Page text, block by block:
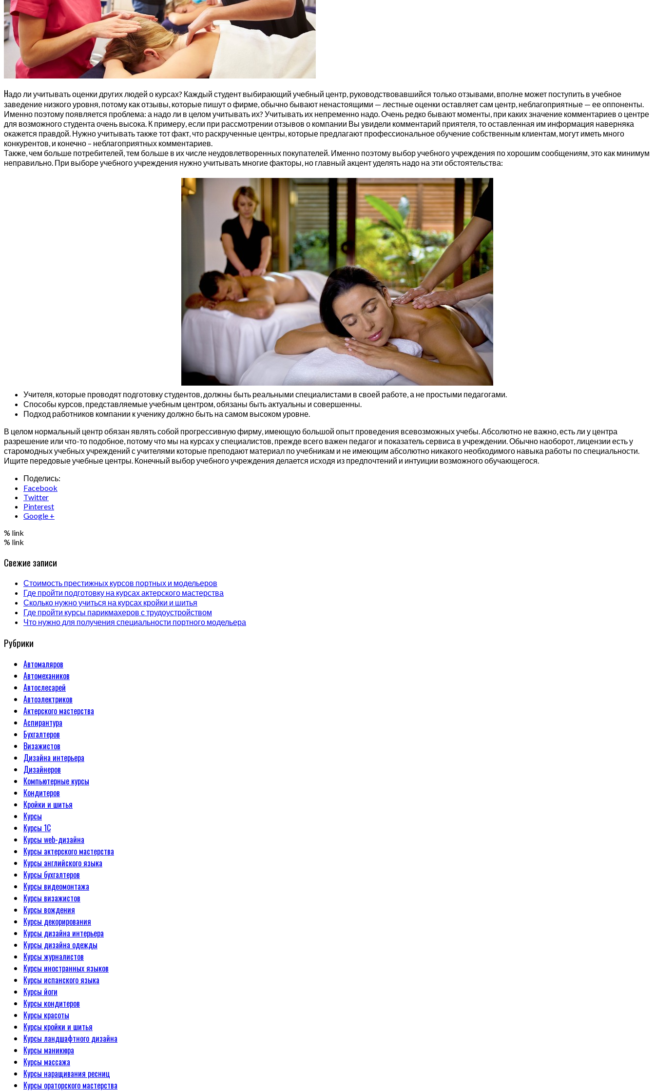
Надо ли учитывать оценки других людей о курсах? Каждый студент выбирающий учебный центр, руководствовавшийся только отзывами, вполне может поступить в учебное
заведение низкого уровня, потому как отзывы, которые пишут о фирме, обычно бывают ненастоящими — лестные оценки оставляет сам центр, неблагоприятные — ее оппоненты.
Именно поэтому появляется проблема: а надо ли в целом учитывать их? Учитывать их непременно надо. Очень редко бывают моменты, при каких значение комментариев о центре
для возможного студента очень высока. К примеру, если при рассмотрении отзывов о компании Вы увидели комментарий приятеля, то оставленная им информация наверняка
окажется правдой. Нужно учитывать также тот факт, что раскрученные центры, которые предлагают профессиональное обучение собственным клиентам, могут иметь много
конкурентов, и конечно – неблагоприятных комментариев.
Также, чем больше потребителей, тем больше в их числе неудовлетворенных покупателей. Именно поэтому выбор учебного учреждения по хорошим сообщениям, это как минимум
неправильно. При выборе учебного учреждения нужно учитывать многие факторы, но главный акцент уделять надо на эти обстоятельства:
Учителя, которые проводят подготовку студентов, должны быть реальными специалистами в своей работе, а не простыми педагогами.
Способы курсов, представляемые учебным центром, обязаны быть актуальны и совершенны.
Подход работников компании к ученику должно быть на самом высоком уровне.
В целом нормальный центр обязан являть собой прогрессивную фирму, имеющую большой опыт проведения всевозможных учебы. Абсолютно не важно, есть ли у центра
разрешение или что-то подобное, потому что мы на курсах у специалистов, прежде всего важен педагог и показатель сервиса в учреждении. Обычно наоборот, лицензии есть у
старомодных учебных учреждений с учителями которые преподают материал по учебникам и не имеющим абсолютно никакого необходимого навыка работы по специальности.
Ищите передовые учебные центры. Конечный выбор учебного учреждения делается исходя из предпочтений и интуиции возможного обучающегося.
Поделись:
Facebook
Twitter
Pinterest
Google +
% link
% link
Свежие записи
Стоимость престижных курсов портных и модельеров
Где пройти подготовку на курсах актерского мастерства
Сколько нужно учиться на курсах кройки и шитья
Где пройти курсы парикмахеров с трудоустройством
Что нужно для получения специальности портного модельера
Рубрики
Автомаляров
Автомехаников
Автослесарей
Автоэлектриков
Актерского мастерства
Аспирантура
Бухгалтеров
Визажистов
Дизайна интерьера
Дизайнеров
Компьютерные курсы
Кондитеров
Кройки и шитья
Курсы
Курсы 1С
Курсы web-дизайна
Курсы актерского мастерства
Курсы английского языка
Курсы бухгалтеров
Курсы видеомонтажа
Курсы визажистов
Курсы вождения
Курсы декорирования
Курсы дизайна интерьера
Курсы дизайна одежды
Курсы журналистов
Курсы иностранных языков
Курсы испанского языка
Курсы йоги
Курсы кондитеров
Курсы красоты
Курсы кройки и шитья
Курсы ландшафтного дизайна
Курсы маникюра
Курсы массажа
Курсы наращивания ресниц
Курсы ораторского мастерства